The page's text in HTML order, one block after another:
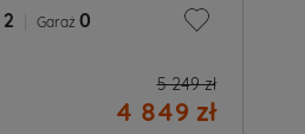
2 Garaż 0
5 249 zł
4 849 zł